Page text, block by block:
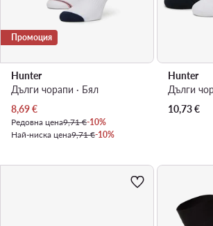
Промоция
Hunter
Дълги чорапи · Бял
Актуална цена
8,69€
Редовна цена9,71 €-10%
Най-ниска цена9,71 €-10%
Hunter
Дълги
10,73€